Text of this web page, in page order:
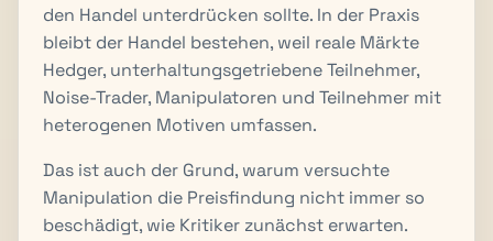
den Handel unterdrücken sollte. In der Praxis
bleibt der Handel bestehen, weil reale Märkte
Hedger, unterhaltungsgetriebene Teilnehmer,
Noise-Trader, Manipulatoren und Teilnehmer mit
heterogenen Motiven umfassen.
Das ist auch der Grund, warum versuchte
Manipulation die Preisfindung nicht immer so
beschädigt, wie Kritiker zunächst erwarten.